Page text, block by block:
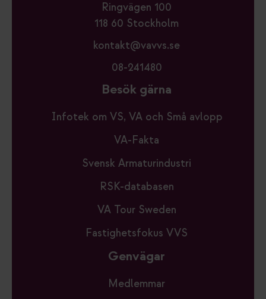
Ringvägen 100
118 60 Stockholm
kontakt@vavvs.se
08-241480
Besök gärna
Infotek om VS, VA och Små avlopp
VA-Fakta
Svensk Armaturindustri
RSK-databasen
VA Tour Sweden
Fastighetsfokus VVS
Genvägar
Medlemmar